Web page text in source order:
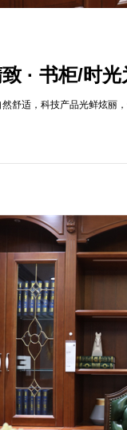
· 书柜/时光
舒适，科技产品光鲜炫丽